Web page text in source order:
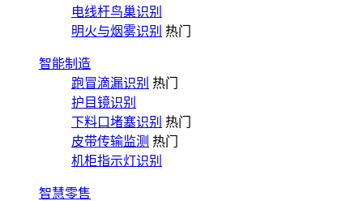
电线杆鸟巢识别
明火与烟雾识别 热门
智能制造
跑冒滴漏识别 热门
护目镜识别
下料口堵塞识别 热门
皮带传输监测 热门
机柜指示灯识别
智慧零售